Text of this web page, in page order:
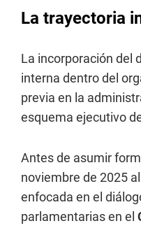
La trayectoria
La incorporación del
interna dentro del
previa en la
esquema ejecutivo
Antes de asumir
noviembre de 2025
enfocada en el
parlamentarias en el